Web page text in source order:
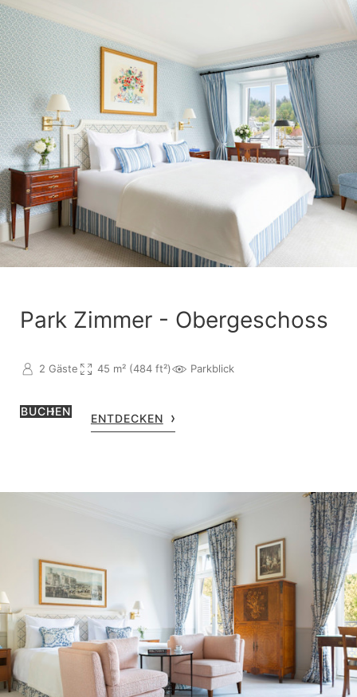
Park Zimmer - Obergeschoss
2 Gäste 45 m² (484 ft²) Parkblick
BUCHEN
ENTDECKEN